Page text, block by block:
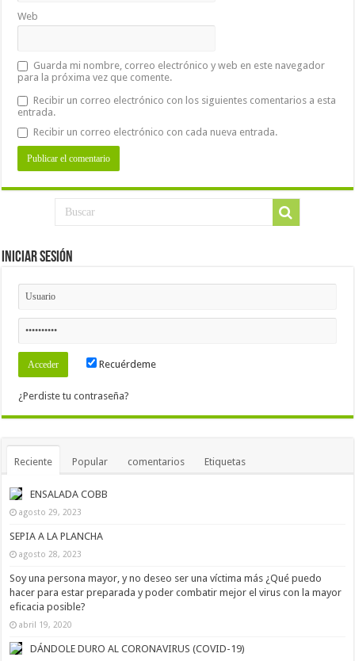
Web
Guarda mi nombre, correo electrónico y web en este navegador
para la próxima vez que comente.
Recibir un correo electrónico con los siguientes comentarios a esta
entrada.
Recibir un correo electrónico con cada nueva entrada.
Iniciar Sesión
Recuérdeme
¿Perdiste tu contraseña?
Reciente Popular comentarios Etiquetas
ENSALADA COBB
agosto 29, 2023
SEPIA A LA PLANCHA
agosto 28, 2023
Soy una persona mayor, y no deseo ser una víctima más ¿Qué puedo
hacer para estar preparada y poder combatir mejor el virus con la mayor
eficacia posible?
abril 19, 2020
DÁNDOLE DURO AL CORONAVIRUS (COVID-19)